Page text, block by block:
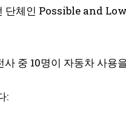
단체인 Possible and
중 10명이 자동차 사용
: